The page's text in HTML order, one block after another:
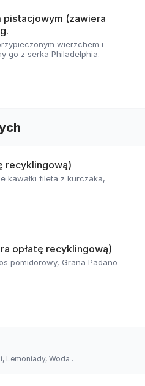
pistacjowym (zawiera
wierzchem i
go z serka Philadelphia.
recyklingową)
kawałki fileta z kurczaka,
opłatę recyklingową)
pomidorowy, Grana Padano
Lemoniady, Woda .